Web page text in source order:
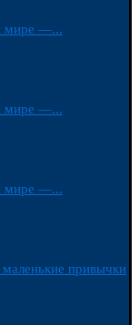
мире —...
мире —...
мире —...
привычки